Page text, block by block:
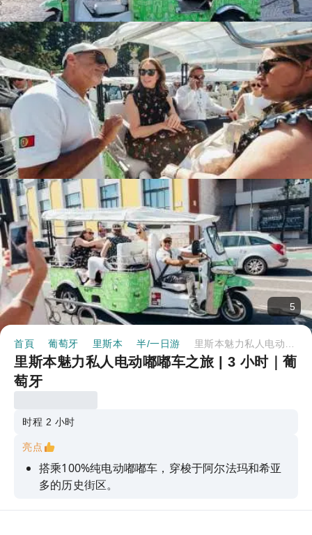
5
首頁 葡萄牙 里斯本 半/一日游
里斯本魅力私人电动嘟嘟车之旅 | 3 小时｜葡
萄牙
时程 2 小时
亮点
搭乘100%纯电动嘟嘟车，穿梭于阿尔法玛和希亚
多的历史街区。
从 Senhora do Monte 和 Graça 观景点欣赏城市